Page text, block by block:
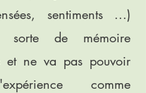
sentiments ...)
sorte de mémoire
et ne va pas pouvoir
comme